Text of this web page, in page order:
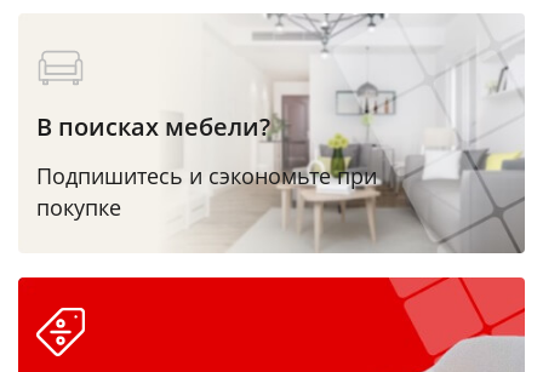
В поисках мебели?
Подпишитесь и сэкономьте при
покупке